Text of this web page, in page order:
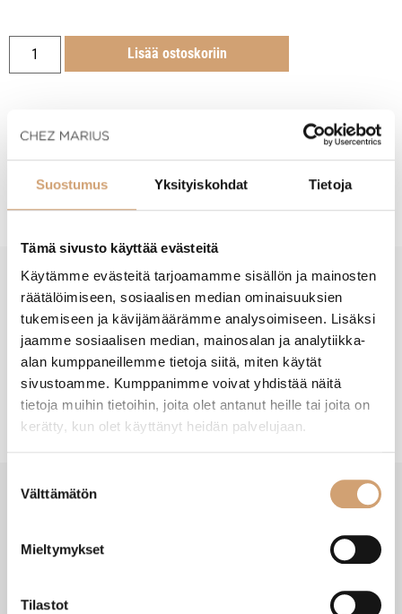
Suostumus Yksityiskohdat Tietoja
Tämä sivusto käyttää evästeitä
Käytämme evästeitä tarjoamamme sisällön ja mainosten
räätälöimiseen, sosiaalisen median ominaisuuksien
tukemiseen ja kävijämäärämme analysoimiseen. Lisäksi
jaamme sosiaalisen median, mainosalan ja analytiikka-
alan kumppaneillemme tietoja siitä, miten käytät
sivustoamme. Kumppanimme voivat yhdistää näitä
tietoja muihin tietoihin, joita olet antanut heille tai joita on
kerätty, kun olet käyttänyt heidän palvelujaan.
valinta
Välttämätön
Mieltymykset
Tilastot
Lisää ostoskoriin
Tuotekuvaus
- Tuotteesta ei ole vielä arvosteluja -
New content loaded